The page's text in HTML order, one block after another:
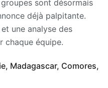
sont désormais
déjà palpitante.
une analyse des
chaque équipe.
Madagascar, Comores,